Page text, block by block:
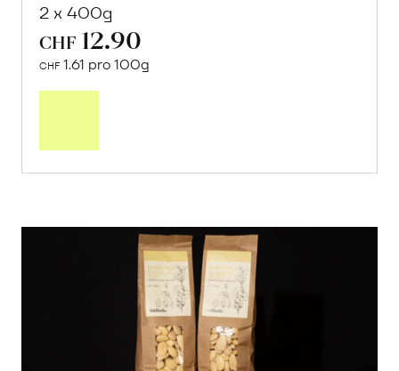
2 x 400g
CHF 12.90
CHF 1.61 pro 100g